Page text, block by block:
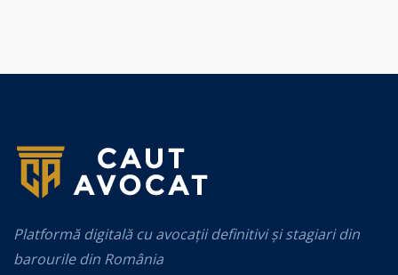
Platformă digitală cu avocații definitivi și stagiari din
barourile din România